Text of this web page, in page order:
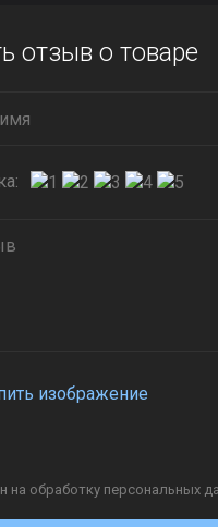
отзыв о товаре
изображение
на обработку персональных